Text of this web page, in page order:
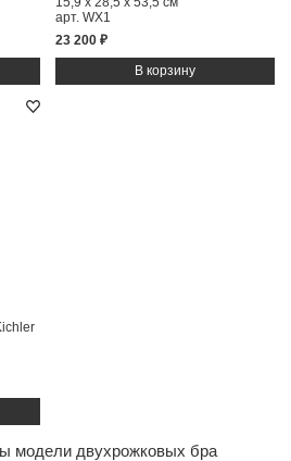
арт. WX1
23 200 ₽
модели двухрожковых бра